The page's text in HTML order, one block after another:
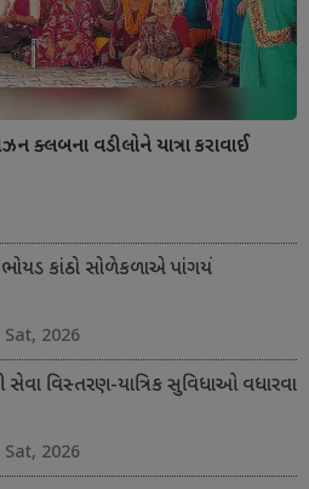
ક્લબના વડીલોને યાત્રા કરાવાઈ
કાંઠો સોળેકળાએ પાંગર્યો
2026
સેવા વિસ્તરણ-યાત્રિક સુવિધાઓ વધારવા
2026